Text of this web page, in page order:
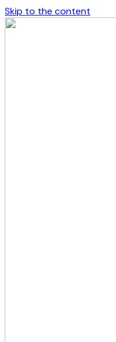
Skip to the content